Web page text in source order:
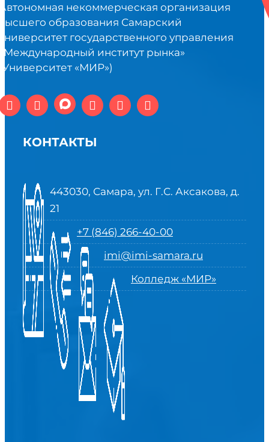
некоммерческая организация
образования Самарский
государственного управления
институт рынка»
«МИР»)
КОНТАКТЫ
443030, Самара, ул. Г.С. Аксакова, д.
21
+7 (846) 266-40-00
imi@imi-samara.ru
Колледж «МИР»